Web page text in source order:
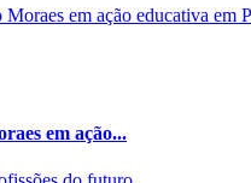
em ação...